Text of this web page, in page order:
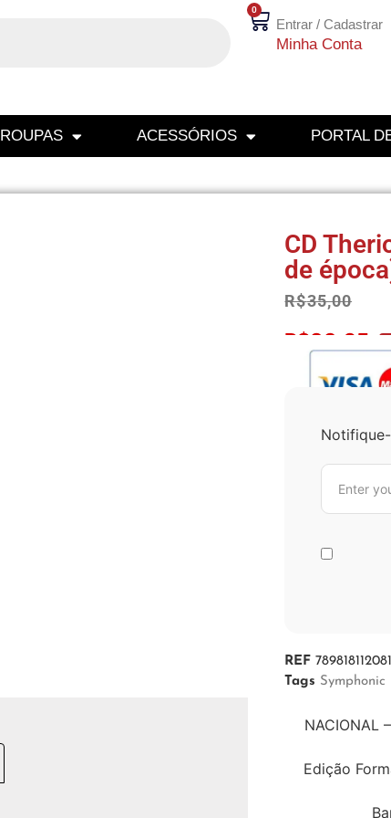
0
Entrar / Cadastrar
Minha Conta
ROUPAS ACESSÓRIOS PORTAL
CD
de
R$35,00
R$33,25
REF
Tags Symphonic
NACIONAL
Edição